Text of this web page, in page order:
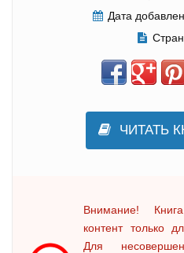
Дата
ЧИТАТЬ
Внимание!
контент только
Для